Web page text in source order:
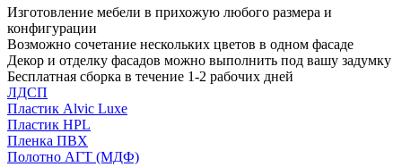
Изготовление мебели в прихожую любого размера и
конфигурации
Возможно сочетание нескольких цветов в одном фасаде
Декор и отделку фасадов можно выполнить под вашу задумку
Бесплатная сборка в течение 1-2 рабочих дней
ЛДСП
Пластик Alvic Luxe
Пластик HPL
Пленка ПВХ
Полотно АГТ (МДФ)